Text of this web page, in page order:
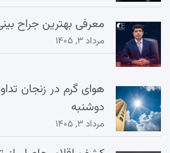
معرفی بهترین جراح
مرداد ۳, ۱۴۰۵
هوای گرم در زنجان
دوشنبه
مرداد ۳, ۱۴۰۵